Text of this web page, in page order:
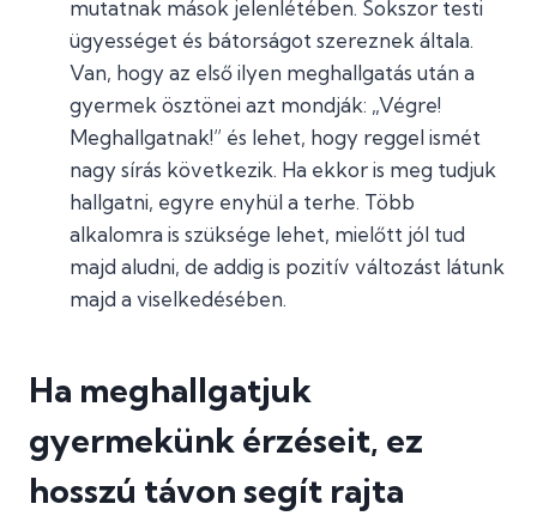
mutatnak mások jelenlétében. Sokszor testi
ügyességet és bátorságot szereznek általa.
Van, hogy az első ilyen meghallgatás után a
gyermek ösztönei azt mondják: „Végre!
Meghallgatnak!” és lehet, hogy reggel ismét
nagy sírás következik. Ha ekkor is meg tudjuk
hallgatni, egyre enyhül a terhe. Több
alkalomra is szüksége lehet, mielőtt jól tud
majd aludni, de addig is pozitív változást látunk
majd a viselkedésében.
Ha meghallgatjuk
gyermekünk érzéseit, ez
hosszú távon segít rajta